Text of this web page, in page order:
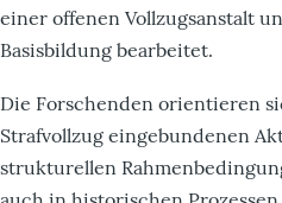
einer offenen Vollzugsanstalt
Basisbildung bearbeitet.
Die Forschenden orientieren
Strafvollzug eingebundenen
strukturellen